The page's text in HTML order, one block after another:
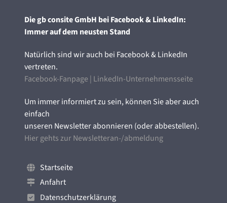
Die gb consite GmbH bei Facebook & LinkedIn:
Immer auf dem neusten Stand
Natürlich sind wir auch bei Facebook & LinkedIn
vertreten.
Facebook-Fanpage| LinkedIn-Unternehmensseite
Um immer informiert zu sein, können Sie aber auch
einfach
unseren Newsletter abonnieren (oder abbestellen).
Hier gehts zur Newsletteran-/abmeldung
Startseite
Anfahrt
Datenschutzerklärung